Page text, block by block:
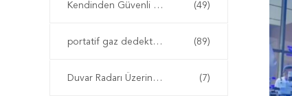
Kendinden Güvenli Enstrüman (49)
portatif gaz dedektörü (89)
Duvar Radarı Üzerinden (7)